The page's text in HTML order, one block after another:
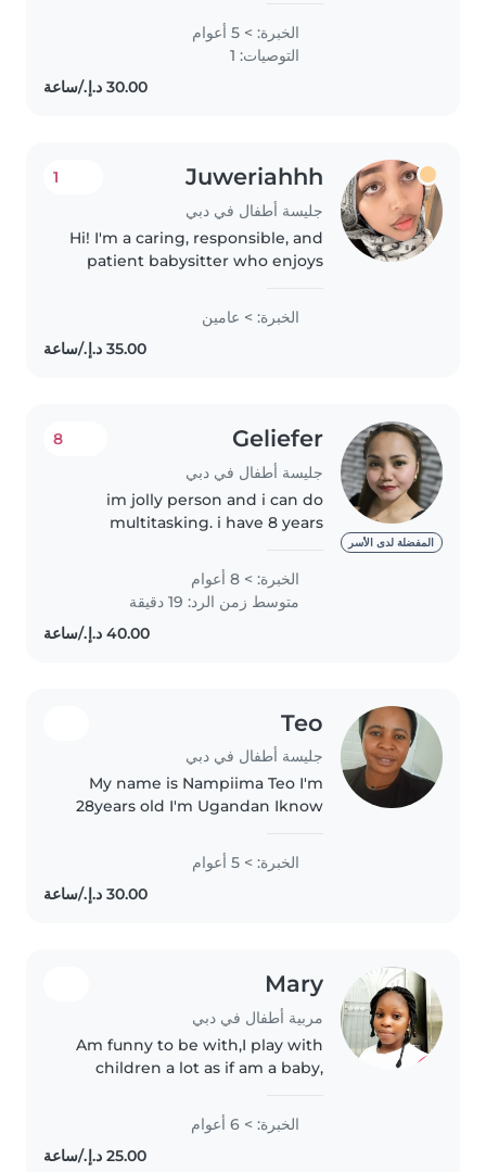
and preschoolers, including
those with autism. I'm
comfortable with pets, chores,
الخبرة: > 5 أعوام
التوصيات: 1
Juweriahhh
جليسة أطفال في دبي
1
Hi! I'm a caring, responsible, and
patient babysitter who enjoys
student myself, so I can help
with homework, simple cooking,
and keeping children engaged..
الخبرة: > عامين
المفضلة لدى الأسر
Geliefer
جليسة أطفال في دبي
8
im jolly person and i can do
multitasking. i have 8 years
nanny in UAE. NEWBORN
TODDLERS . I Love to dance with
children and read books i can
الخبرة: > 8 أعوام
متوسط زمن الرد: 19 دقيقة
Teo
جليسة أطفال في دبي
My name is Nampiima Teo I'm
28years old I'm Ugandan Iknow
have 5years experience in 🇦🇪
friendly with kids and pets..
الخبرة: > 5 أعوام
Mary
مربية أطفال في دبي
Am funny to be with,I play with
children a lot as if am a baby,
الخبرة: > 6 أعوام